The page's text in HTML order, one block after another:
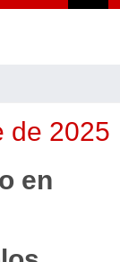
de 2025
en